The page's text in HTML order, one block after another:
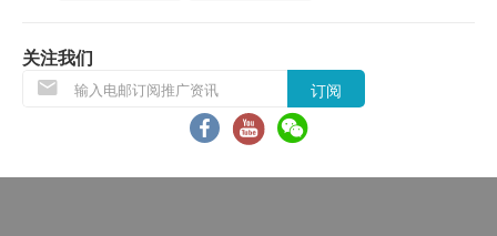
基本健康评估
医生会诊及体格检查
血脂
体检报告完成后可预约医生讲解报告，客户可选择
以下渠道：：
电话讲解：需至少提前1日预约具体时间（预约
联络电话：+852 3848 1047），医生会按预约
时间主动联络客户。
关注我们
订阅